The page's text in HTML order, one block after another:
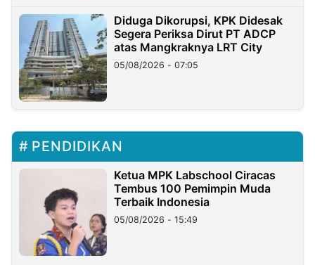
Diduga Dikorupsi, KPK Didesak
Segera Periksa Dirut PT ADCP
atas Mangkraknya LRT City
05/08/2026 - 07:05
PENDIDIKAN
Ketua MPK Labschool Ciracas
Tembus 100 Pemimpin Muda
Terbaik Indonesia
05/08/2026 - 15:49